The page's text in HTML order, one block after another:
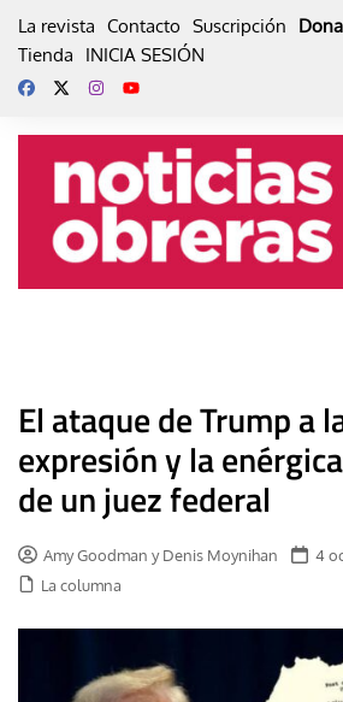
La revista Contacto Suscripción
Tienda
INICIA SESIÓN
El ataque de Trump a
expresión y la
de un juez federal
Amy Goodman y Denis Moynihan
4
La columna